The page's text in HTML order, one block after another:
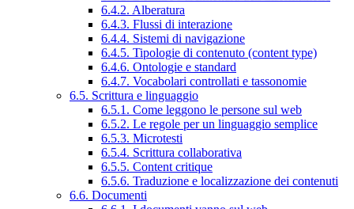
6.4.2. Alberatura
6.4.3. Flussi di interazione
6.4.4. Sistemi di navigazione
6.4.5. Tipologie di contenuto (content type)
6.4.6. Ontologie e standard
6.4.7. Vocabolari controllati e tassonomie
6.5. Scrittura e linguaggio
6.5.1. Come leggono le persone sul web
6.5.2. Le regole per un linguaggio semplice
6.5.3. Microtesti
6.5.4. Scrittura collaborativa
6.5.5. Content critique
6.5.6. Traduzione e localizzazione dei contenuti
6.6. Documenti